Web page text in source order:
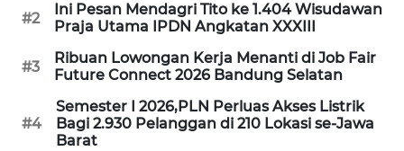
#2
Ini Pesan Mendagri Tito ke 1.404 Wisudawan
Praja Utama IPDN Angkatan XXXIII
#3
Ribuan Lowongan Kerja Menanti di Job Fair
Future Connect 2026 Bandung Selatan
#4
Semester I 2026,PLN Perluas Akses Listrik
Bagi 2.930 Pelanggan di 210 Lokasi se-Jawa
Barat
METRO
NEWS
METRO
JAKARTA
NEWS